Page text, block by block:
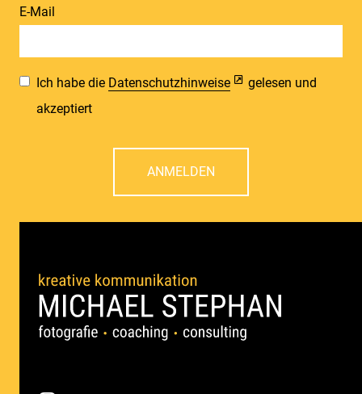
E-Mail
Ich habe die Datenschutzhinweise
gelesen und
akzeptiert
ANMELDEN